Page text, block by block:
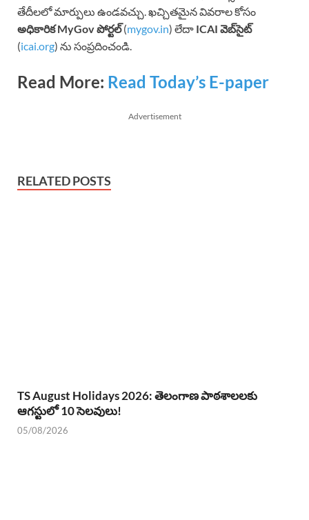
తేదీలలో మార్పులు ఉండవచ్చు. ఖచ్చితమైన వివరాల కోసం
అధికారిక MyGov పోర్టల్(mygov.in) లేదా ICAI వెబ్‌సైట్
(icai.org) ను సంప్రదించండి.
Read More: Read Today’s E-paper
Advertisement
RELATED POSTS
TS August Holidays 2026: తెలంగాణ పాఠశాలలకు
ఆగస్టులో 10 సెలవులు!
05/08/2026